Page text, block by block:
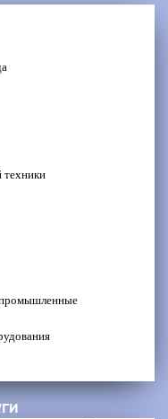
техники